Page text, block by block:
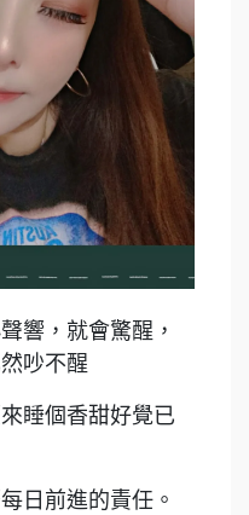
響，就會驚醒，
吵不醒
睡個香甜好覺已
日前進的責任。